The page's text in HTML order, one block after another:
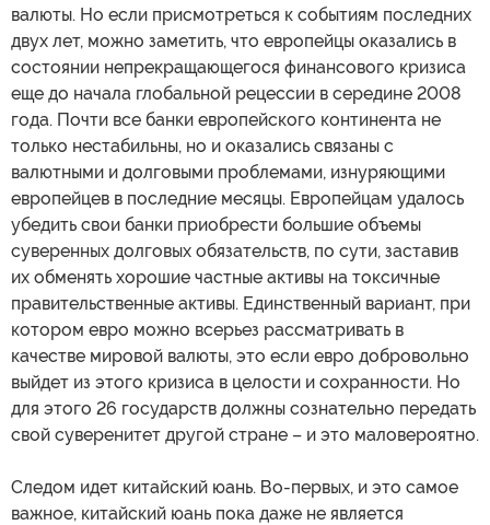
валюты. Но если присмотреться к событиям последних
двух лет, можно заметить, что европейцы оказались в
состоянии непрекращающегося финансового кризиса
еще до начала глобальной рецессии в середине 2008
года. Почти все банки европейского континента не
только нестабильны, но и оказались связаны с
валютными и долговыми проблемами, изнуряющими
европейцев в последние месяцы. Европейцам удалось
убедить свои банки приобрести большие объемы
суверенных долговых обязательств, по сути, заставив
их обменять хорошие частные активы на токсичные
правительственные активы. Единственный вариант, при
котором евро можно всерьез рассматривать в
качестве мировой валюты, это если евро добровольно
выйдет из этого кризиса в целости и сохранности. Но
для этого 26 государств должны сознательно передать
свой суверенитет другой стране – и это маловероятно.
Следом идет китайский юань. Во-первых, и это самое
важное, китайский юань пока даже не является